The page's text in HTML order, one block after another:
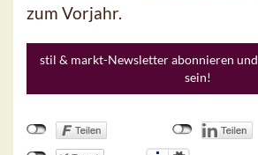
zum Vorjahr.
stil & markt-Newsletter abonnieren
sein!